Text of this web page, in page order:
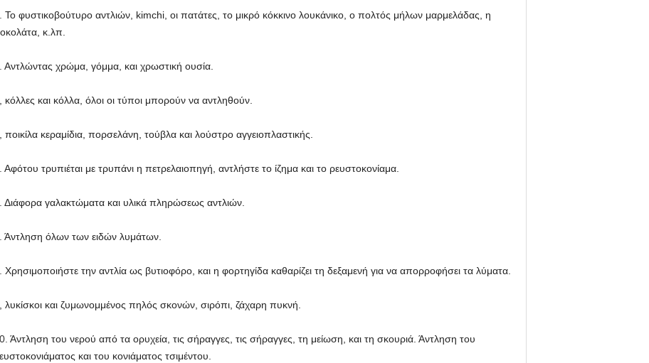
Το φυστικοβούτυρο αντλιών, kimchi, οι πατάτες, το μικρό κόκκινο λουκάνικο, ο πολτός μήλων μαρμελάδας, η
κ.λπ.
Αντλώντας χρώμα, γόμμα, και χρωστική ουσία.
κόλλες και κόλλα, όλοι οι τύποι μπορούν να αντληθούν.
ποικίλα κεραμίδια, πορσελάνη, τούβλα και λούστρο αγγειοπλαστικής.
Αφότου τρυπιέται με τρυπάνι η πετρελαιοπηγή, αντλήστε το ίζημα και το ρευστοκονίαμα.
Διάφορα γαλακτώματα και υλικά πληρώσεως αντλιών.
Άντληση όλων των ειδών λυμάτων.
Χρησιμοποιήστε την αντλία ως βυτιοφόρο, και η φορτηγίδα καθαρίζει τη δεξαμενή για να απορροφήσει τα λύματα.
λυκίσκοι και ζυμωνομμένος πηλός σκονών, σιρόπι, ζάχαρη πυκνή.
Άντληση του νερού από τα ορυχεία, τις σήραγγες, τις σήραγγες, τη μείωση, και τη σκουριά. Άντληση του
και του κονιάματος τσιμέντου.